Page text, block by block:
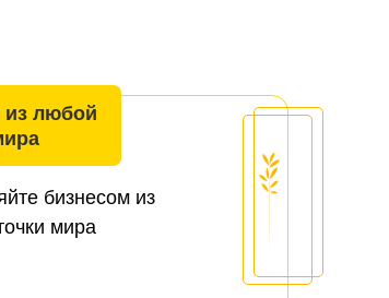
из любой
бизнесом из
мира